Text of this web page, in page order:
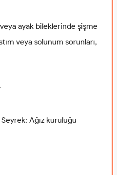
ayak bileklerinde şişme
veya solunum sorunları,
Seyrek: Ağız kuruluğu